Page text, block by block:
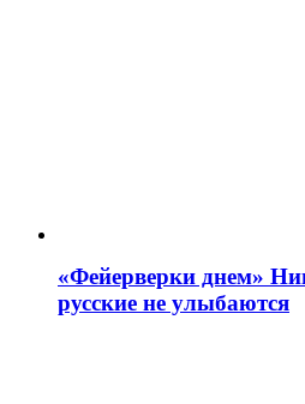
«Фейерверки днем»
русские не улыбаются